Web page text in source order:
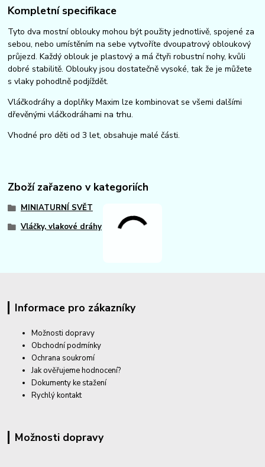
Kompletní specifikace
Tyto dva mostní oblouky mohou být použity jednotlivě, spojené za
sebou, nebo umístěním na sebe vytvoříte dvoupatrový obloukový
průjezd. Každý oblouk je plastový a má čtyři robustní nohy, kvůli
dobré stabilitě. Oblouky jsou dostatečně vysoké, tak že je můžete
s vlaky pohodlně podjíždět.
Vláčkodráhy a doplňky Maxim lze kombinovat se všemi dalšími
dřevěnými vláčkodráhami na trhu.
Vhodné pro děti od 3 let, obsahuje malé části.
Zboží zařazeno v kategoriích
MINIATURNÍ SVĚT
Vláčky, vlakové dráhy
Informace pro zákazníky
Možnosti dopravy
Obchodní podmínky
Ochrana soukromí
Jak ověřujeme hodnocení?
Dokumenty ke stažení
Rychlý kontakt
Možnosti dopravy